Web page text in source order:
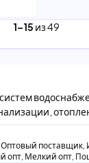
1–15 из 49
поставщик,
опт, Мелкий опт,